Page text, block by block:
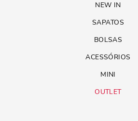
NEW IN
SAPATOS
BOLSAS
ACESSÓRIOS
MINI
OUTLET